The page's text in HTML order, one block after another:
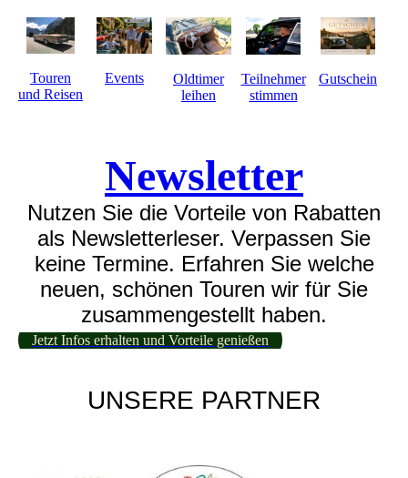
Touren
und Reisen
Events
Oldtimer
leihen
Teilnehmer
stimmen
Gutschein
Newsletter
Nutzen Sie die Vorteile von Rabatten
als Newsletterleser. Verpassen Sie
keine Termine. Erfahren Sie welche
neuen, schönen Touren wir für Sie
zusammengestellt haben.
Jetzt Infos erhalten und Vorteile genießen
UNSERE PARTNER